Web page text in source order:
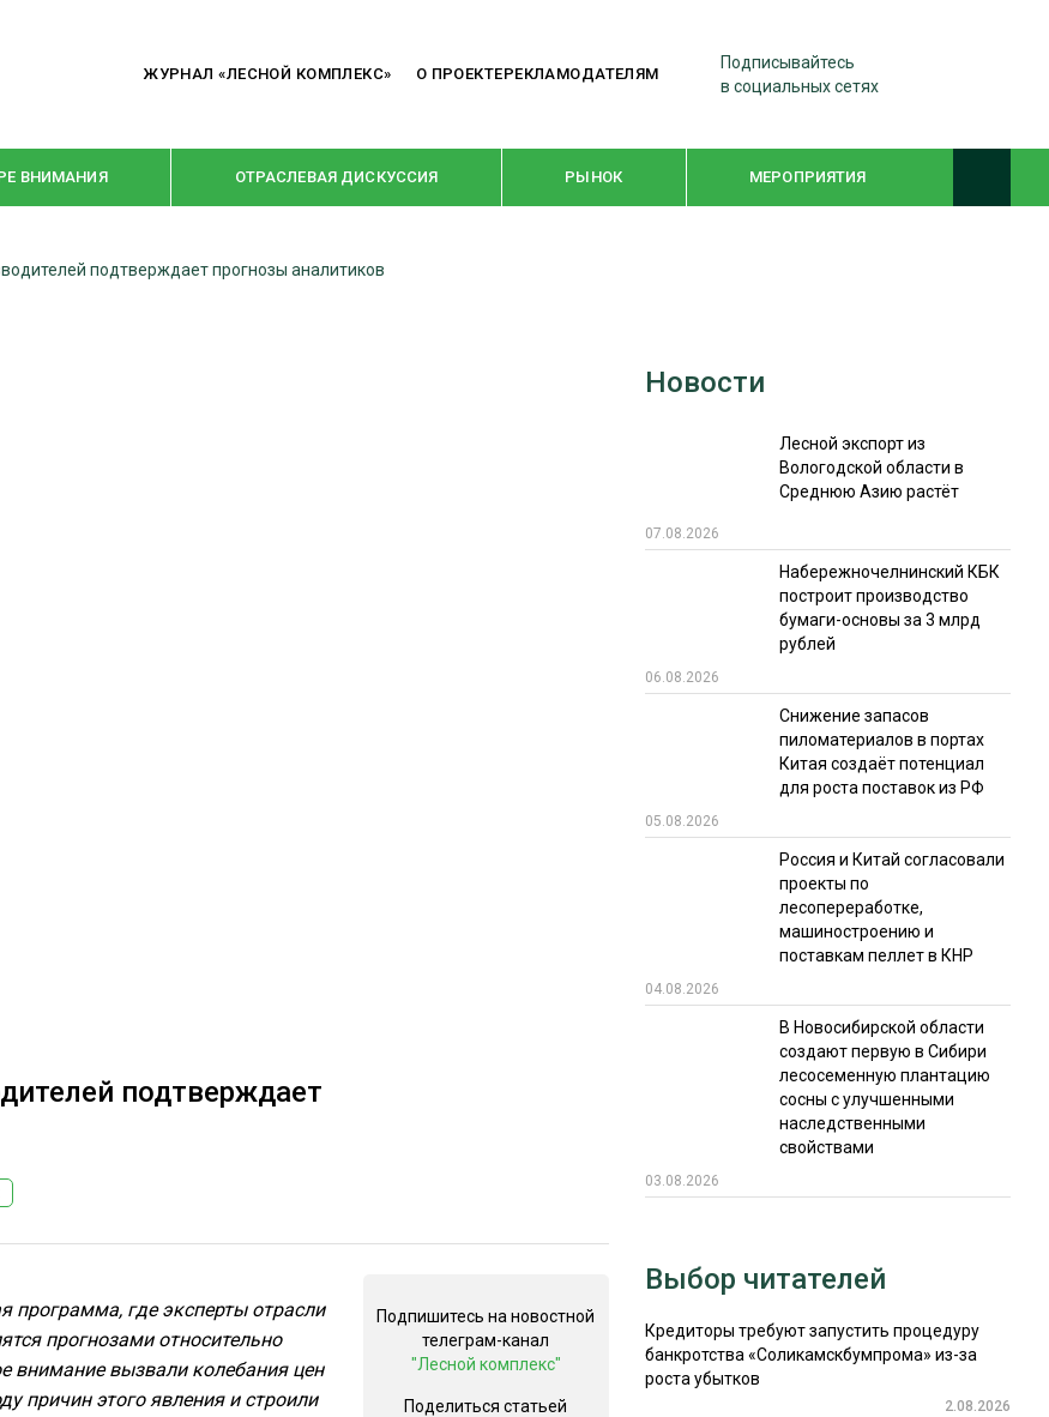
ЖУРНАЛ «ЛЕСНОЙ КОМПЛЕКС» О ПРОЕКТЕРЕКЛАМОДАТЕЛЯМ
Подписывайтесь
в социальных сетях
ВНИМАНИЯ ОТРАСЛЕВАЯ ДИСКУССИЯ РЫНОК МЕРОПРИЯТИЯ
РУБРИКИ
WOODEX-2021
СУШКА ДРЕВЕСИНЫ
ИТОГИ МЕРОПРИЯТИЙ
подтверждает прогнозы аналитиков
подтверждает
программа, где эксперты отрасли
прогнозами относительно
внимание вызвали колебания цен
причин этого явления и строили
Подпишитесь на новостной
телеграм-канал
"Лесной комплекс"
Поделиться статьей
Новости
Лесной экспорт из
Вологодской области в
Среднюю Азию растёт
07.08.2026
Набережночелнинский КБК
построит производство
бумаги-основы за 3 млрд
рублей
06.08.2026
Снижение запасов
пиломатериалов в портах
Китая создаёт потенциал
для роста поставок из РФ
05.08.2026
Россия и Китай согласовали
проекты по
лесопереработке,
машиностроению и
поставкам пеллет в КНР
04.08.2026
В Новосибирской области
создают первую в Сибири
лесосеменную плантацию
сосны с улучшенными
наследственными
свойствами
03.08.2026
Выбор читателей
Кредиторы требуют запустить процедуру
банкротства «Соликамскбумпрома» из-за
роста убытков
2.08.2026